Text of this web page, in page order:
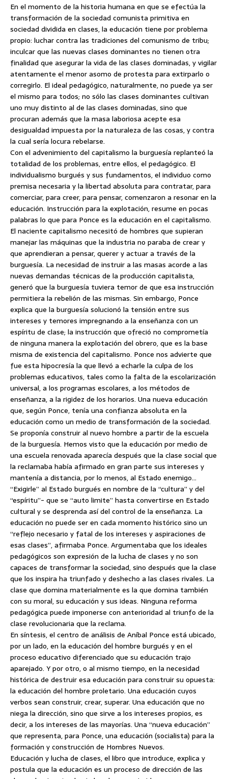
En el momento de la historia humana en que se efectúa la
transformación de la sociedad comunista primitiva en
sociedad dividida en clases, la educación tiene por problema
propio: luchar contra las tradiciones del comunismo de tribu;
inculcar que las nuevas clases dominantes no tienen otra
finalidad que asegurar la vida de las clases dominadas, y vigilar
atentamente el menor asomo de protesta para extirparlo o
corregirlo. El ideal pedagógico, naturalmente, no puede ya ser
el mismo para todos; no sólo las clases dominantes cultivan
uno muy distinto al de las clases dominadas, sino que
procuran además que la masa laboriosa acepte esa
desigualdad impuesta por la naturaleza de las cosas, y contra
la cual sería locura rebelarse.
Con el advenimiento del capitalismo la burguesía replanteó la
totalidad de los problemas, entre ellos, el pedagógico. El
individualismo burgués y sus fundamentos, el individuo como
premisa necesaria y la libertad absoluta para contratar, para
comerciar, para creer, para pensar, comenzaron a resonar en la
educación. Instrucción para la explotación, resume en pocas
palabras lo que para Ponce es la educación en el capitalismo.
El naciente capitalismo necesitó de hombres que supieran
manejar las máquinas que la industria no paraba de crear y
que aprendieran a pensar, querer y actuar a través de la
burguesía. La necesidad de instruir a las masas acorde a las
nuevas demandas técnicas de la producción capitalista,
generó que la burguesía tuviera temor de que esa instrucción
permitiera la rebelión de las mismas. Sin embargo, Ponce
explica que la burguesía solucionó la tensión entre sus
intereses y temores impregnando a la enseñanza con un
espíritu de clase; la instrucción que ofreció no comprometía
de ninguna manera la explotación del obrero, que es la base
misma de existencia del capitalismo. Ponce nos advierte que
fue esta hipocresía la que llevó a echarle la culpa de los
problemas educativos, tales como la falta de la escolarización
universal, a los programas escolares, a los métodos de
enseñanza, a la rigidez de los horarios. Una nueva educación
que, según Ponce, tenía una confianza absoluta en la
educación como un medio de transformación de la sociedad.
Se proponía construir al nuevo hombre a partir de la escuela
de la burguesía. Hemos visto que la educación por medio de
una escuela renovada aparecía después que la clase social que
la reclamaba había afirmado en gran parte sus intereses y
mantenía a distancia, por lo menos, al Estado enemigo…
“Exigirle” al Estado burgués en nombre de la “cultura” y del
“espíritu”- que se “auto limite” hasta convertirse en Estado
cultural y se desprenda así del control de la enseñanza. La
educación no puede ser en cada momento histórico sino un
“reflejo necesario y fatal de los intereses y aspiraciones de
esas clases”, afirmaba Ponce. Argumentaba que los ideales
pedagógicos son expresión de la lucha de clases y no son
capaces de transformar la sociedad, sino después que la clase
que los inspira ha triunfado y deshecho a las clases rivales. La
clase que domina materialmente es la que domina también
con su moral, su educación y sus ideas. Ninguna reforma
pedagógica puede imponerse con anterioridad al triunfo de la
clase revolucionaria que la reclama.
En síntesis, el centro de análisis de Aníbal Ponce está ubicado,
por un lado, en la educación del hombre burgués y en el
proceso educativo diferenciado que su educación trajo
aparejado. Y por otro, o al mismo tiempo, en la necesidad
histórica de destruir esa educación para construir su opuesta:
la educación del hombre proletario. Una educación cuyos
verbos sean construir, crear, superar. Una educación que no
niega la dirección, sino que sirve a los intereses propios, es
decir, a los intereses de las mayorías. Una “nueva educación”
que representa, para Ponce, una educación (socialista) para la
formación y construcción de Hombres Nuevos.
Educación y lucha de clases, el libro que introduce, explica y
postula que la educación es un proceso de dirección de las